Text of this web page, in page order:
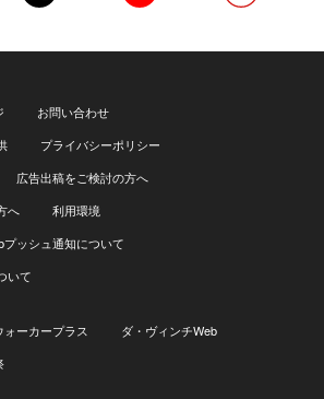
お問い合わせ
プライバシーポリシー
広告出稿をご検討の方へ
へ
利用環境
プッシュ通知について
いて
ォーカープラス
ダ・ヴィンチWeb